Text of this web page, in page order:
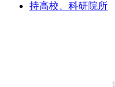
持高校、科研院所